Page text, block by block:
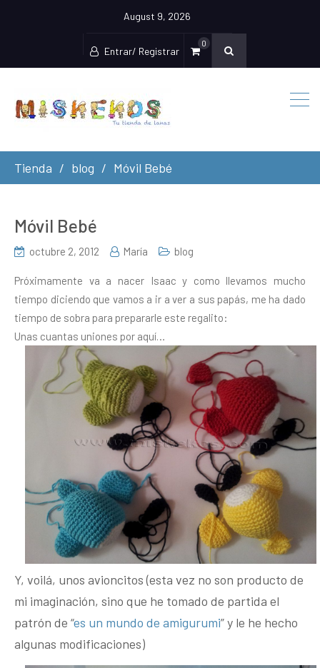
August 9, 2026
Entrar/ Registrar
0
Tienda blog Móvil Bebé
Móvil Bebé
octubre 2, 2012 María blog
Próximamente va a nacer Isaac y como llevamos mucho
tiempo diciendo que vamos a ir a ver a sus papás, me ha dado
tiempo de sobra para prepararle este regalito:
Unas cuantas uniones por aquí…
Y, voilá, unos avioncitos (esta vez no son producto de
mi imaginación, sino que he tomado de partida el
patrón de “es un mundo de amigurumi” y le he hecho
algunas modificaciones)